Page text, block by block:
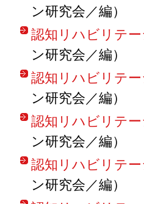
ン研究会／編）
認知リハビリテ
ン研究会／編）
認知リハビリテ
ン研究会／編）
認知リハビリテ
ン研究会／編）
認知リハビリテ
ン研究会／編）